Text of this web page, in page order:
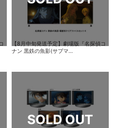
【8月中旬発送予定】劇場版『名探偵コ
ナン 黒鉄の魚影(サブマ...